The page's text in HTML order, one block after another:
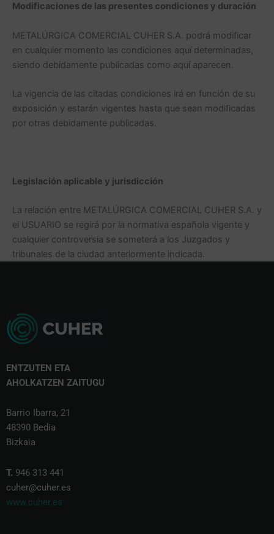
Modificaciones de las presentes condiciones y duración
METALÚRGICA COMERCIAL CUHER S.A. podrá modificar
en cualquier momento las condiciones aquí determinadas,
siendo debidamente publicadas como aquí aparecen.
La vigencia de las citadas condiciones irá en función de su
exposición y estarán vigentes hasta que sean modificadas
por otras debidamente publicadas.
Legislación aplicable y jurisdicción
La relación entre METALÚRGICA COMERCIAL CUHER S.A. y
el USUARIO se regirá por la normativa española vigente y
cualquier controversia se someterá a los Juzgados y
tribunales de la ciudad anteriormente indicada.
ENTZUTEN ETA
AHOLKATZEN ZAITUGU
Barrio Ibarra, 21
48390 Bedia
Bizkaia
T. 946 313 441
cuher@cuher.es
www.cuher.es